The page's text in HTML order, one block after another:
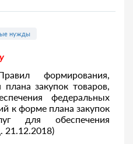
нужды
формирования,
закупок товаров,
федеральных
к форме плана закупок
для обеспечения
21.12.2018)